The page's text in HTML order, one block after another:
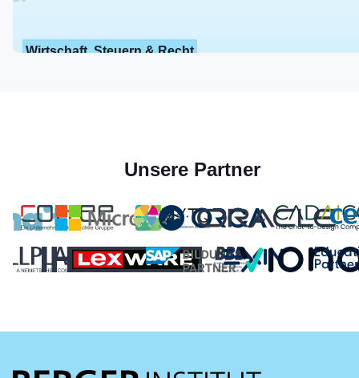
Wirtschaft, Steuern & Recht
Unsere Partner